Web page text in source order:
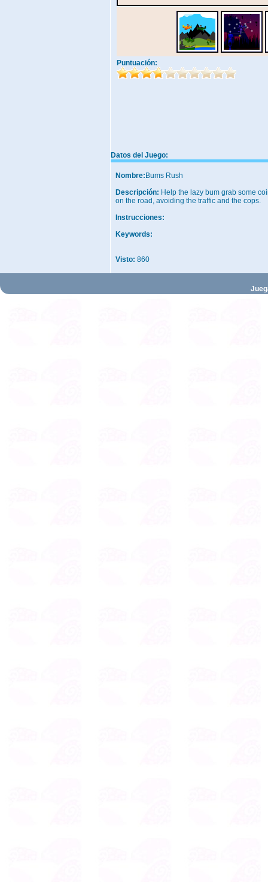
Puntuación:
Datos del Juego:
Nombre: Bums Rush
Descripción: Help the lazy bum grab some
on the road, avoiding the traffic and the cops.
Instrucciones:
Keywords:
Visto: 860